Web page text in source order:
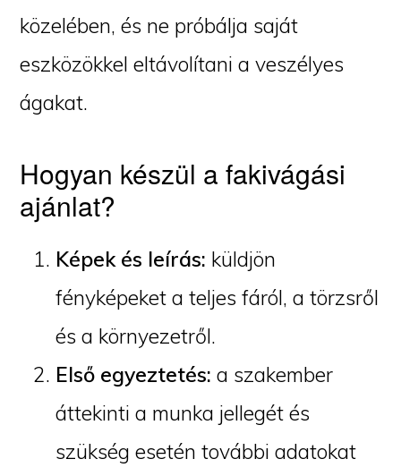
közelében, és ne próbálja saját
eszközökkel eltávolítani a veszélyes
ágakat.
Hogyan készül a fakivágási
ajánlat?
Képek és leírás: küldjön
fényképeket a teljes fáról, a törzsről
és a környezetről.
Első egyeztetés: a szakember
áttekinti a munka jellegét és
szükség esetén további adatokat